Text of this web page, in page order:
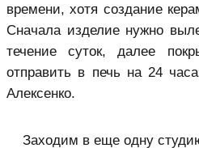
времени, хотя создание
Сначала изделие нужно
течение суток, далее
отправить в печь на 24
Алексенко.
Заходим в еще одну